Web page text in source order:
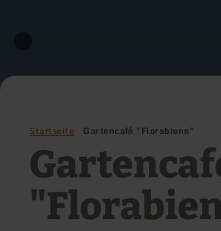
Startseite Gartencafé "Florabiene"